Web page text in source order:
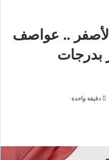
الأصفر .. عواصف
بدرجات
دقيقة واحدة